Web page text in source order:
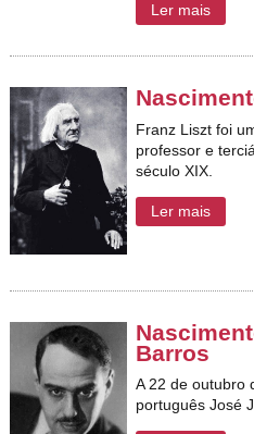
Ler mais
Franz Liszt foi
professor e
século XIX.
Ler mais
Barros
A 22 de outubro
português José